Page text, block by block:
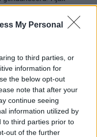
My Personal
to third parties, or
information for
the below opt-out
note that after your
continue seeing
information utilized by
to third parties prior to
out of the further
Blind coacht,
gemiste
Míchel worden